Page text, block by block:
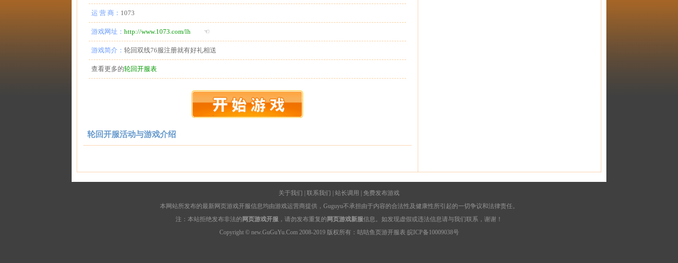
运 营 商： 1073
游戏网址： http://www.1073.com/lh ☜
游戏简介： 轮回双线76服注册就有好礼相送
查看更多的轮回开服表
轮回开服活动与游戏介绍
关于我们 联系我们 站长调用
免费发布游戏
本网站所发布的最新网页游戏开服信息均由游戏运营商提供，Guguyu不承担由于内容的合法性及健康性所引起的一切争议和法律责任。
注：本站拒绝发布非法的 网页游戏开服 ，请勿发布重复的 网页游戏新服信息。如发现虚假或违法信息请与我们联系，谢谢！
Copyright © new.GuGuYu.Com 2008-2019 版权所有：咕咕鱼页游开服表 皖ICP备10009038号